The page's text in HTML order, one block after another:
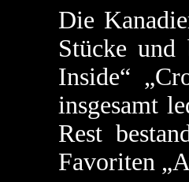
Die
Stücke
Inside“
insgesamt
Rest
Favoriten